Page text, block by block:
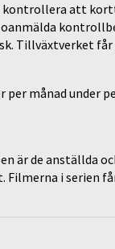
kontrollera att
Tillväxtverket får
månad under
är de anställda
i serien